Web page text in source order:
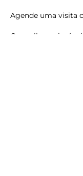
Agende uma visita
Os melhores